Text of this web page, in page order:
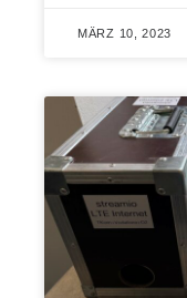
MÄRZ 10, 2023